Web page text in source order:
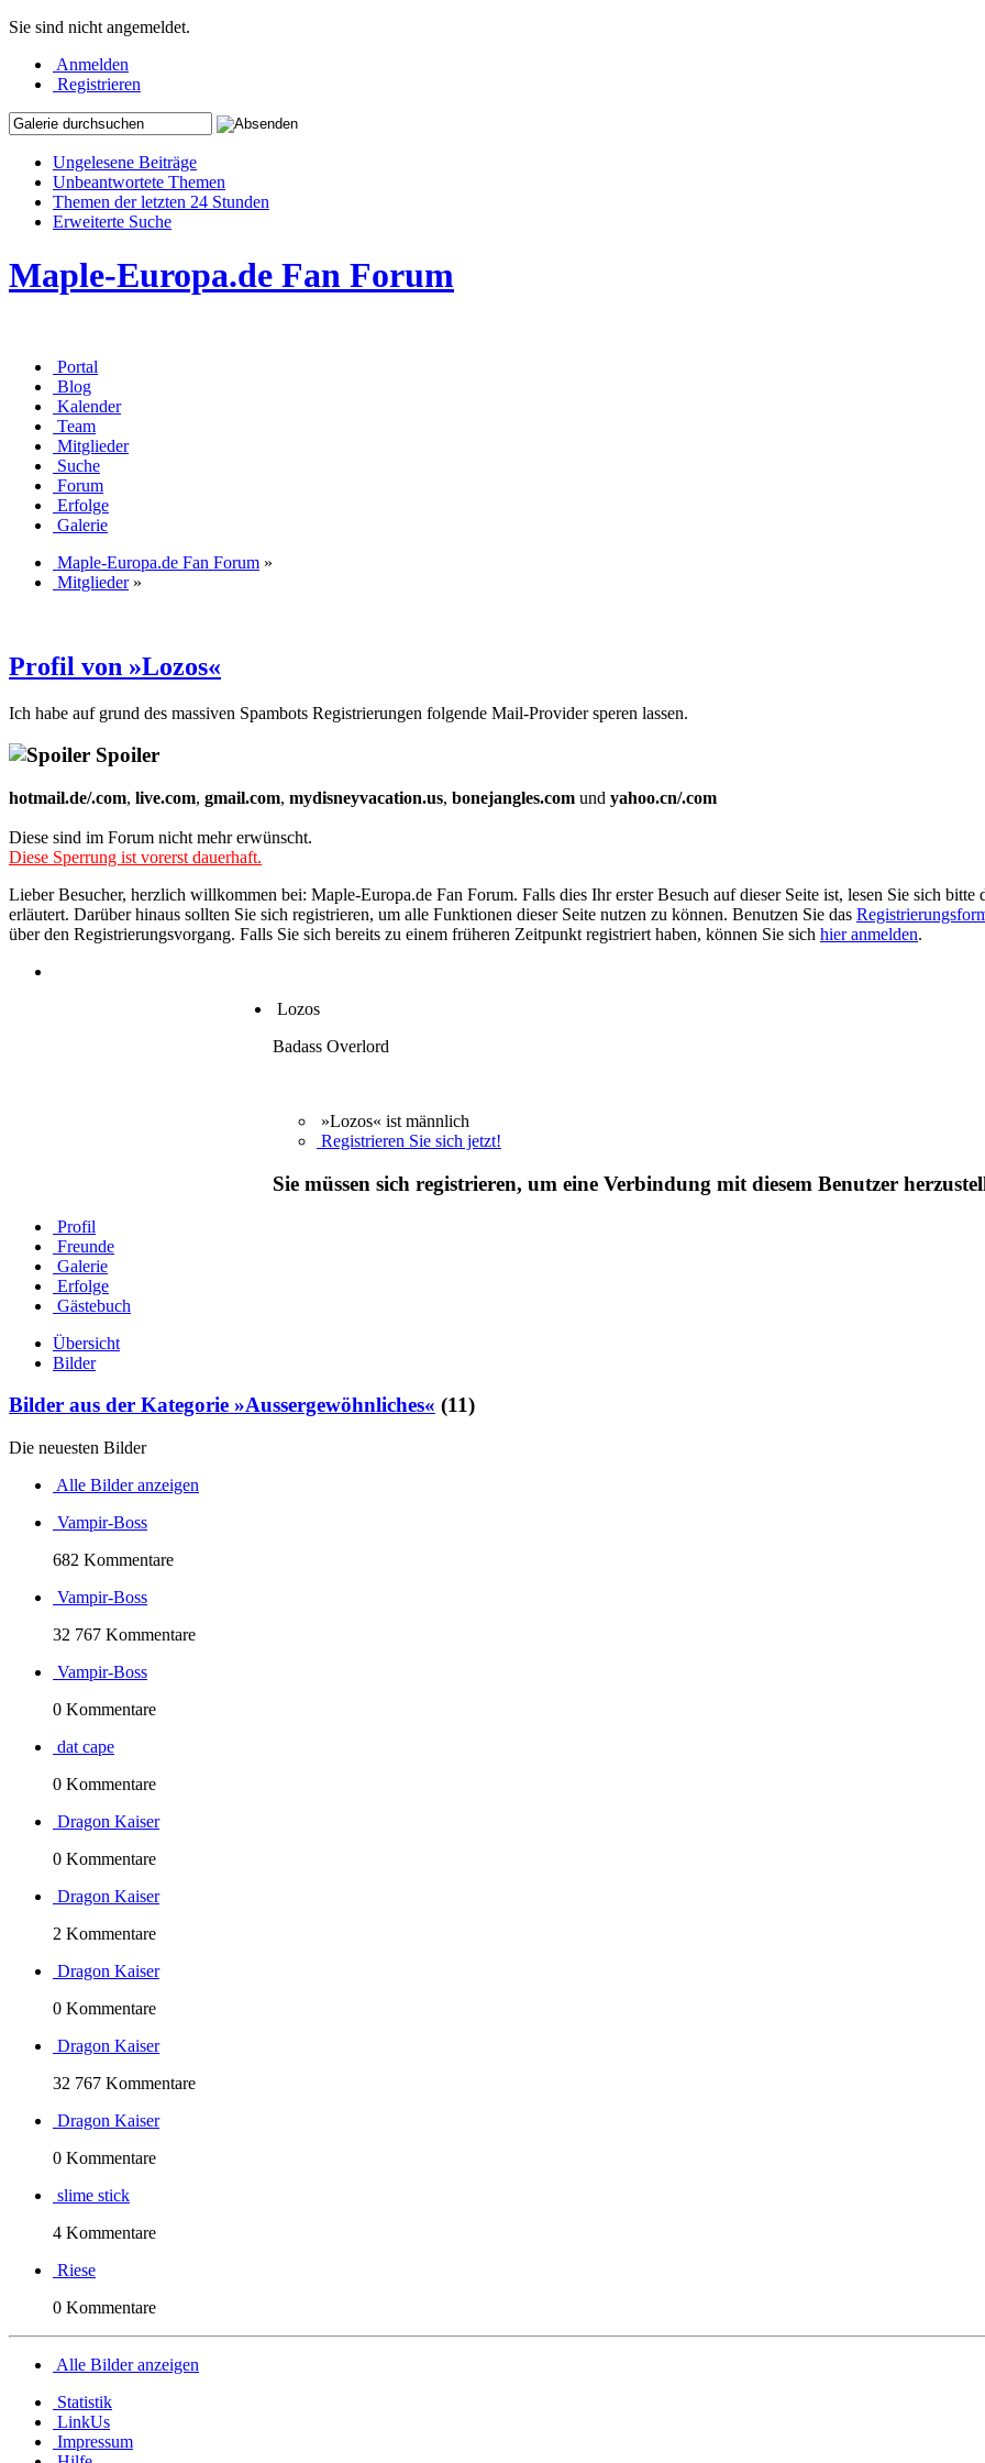
Sie sind nicht angemeldet.
Anmelden
Registrieren
Ungelesene Beiträge
Unbeantwortete Themen
Themen der letzten 24 Stunden
Erweiterte Suche
Maple-Europa.de Fan Forum
Portal
Blog
Kalender
Team
Mitglieder
Suche
Forum
Erfolge
Galerie
Maple-Europa.de Fan Forum »
Mitglieder»
Profil von »Lozos«
Ich habe auf grund des massiven Spambots Registrierungen folgende Mail-Provider speren lassen.
Spoiler
hotmail.de/.com, live.com, gmail.com, mydisneyvacation.us, bonejangles.com und yahoo.cn/.com
Diese sind im Forum nicht mehr erwünscht.
Diese Sperrung ist vorerst dauerhaft.
Lieber Besucher, herzlich willkommen bei: Maple-Europa.de Fan Forum. Falls dies Ihr erster Besuch auf dieser Seite ist, lesen Sie sich bitte
erläutert. Darüber hinaus sollten Sie sich registrieren, um alle Funktionen dieser Seite nutzen zu können. Benutzen Sie das
über den Registrierungsvorgang. Falls Sie sich bereits zu einem früheren Zeitpunkt registriert haben, können Sie sich hier anmelden.
Lozos
Badass Overlord
»Lozos« ist männlich
Registrieren Sie sich jetzt!
Sie müssen sich registrieren, um eine Verbindung mit diesem Benutzer
Profil
Freunde
Galerie
Erfolge
Gästebuch
Übersicht
Bilder
Bilder aus der Kategorie »Aussergewöhnliches« (11)
Die neuesten Bilder
Alle Bilder anzeigen
Vampir-Boss
682 Kommentare
Vampir-Boss
32 767 Kommentare
Vampir-Boss
0 Kommentare
dat cape
0 Kommentare
Dragon Kaiser
0 Kommentare
Dragon Kaiser
2 Kommentare
Dragon Kaiser
0 Kommentare
Dragon Kaiser
32 767 Kommentare
Dragon Kaiser
0 Kommentare
slime stick
4 Kommentare
Riese
0 Kommentare
Alle Bilder anzeigen
Statistik
LinkUs
Impressum